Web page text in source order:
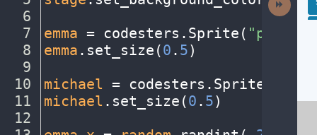
6
7
8
9
10
11
12
emma = codesters . Sprite(
emma . set_size(0 . 5)
michael = codesters . Sprite(
michael . set_size(0 . 5)
Activity